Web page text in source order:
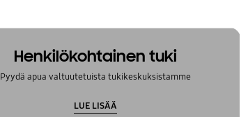
Henkilökohtainen tuki
Pyydä apua valtuutetuista tukikeskuksistamme
LUE LISÄÄ